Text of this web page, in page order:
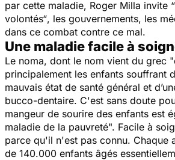
par cette maladie, Roger Milla invite
volontés“, les gouvernements, les
dans ce combat contre ce mal.
Une maladie facile à
Le noma, dont le nom vient du grec "
principalement les enfants souffrant
mauvais état de santé général et
bucco-dentaire. C'est sans doute
mangeur de sourire des enfants est
maladie de la pauvreté". Facile à
parce qu'il n'est pas connu. Chaque
de 140.000 enfants âgés